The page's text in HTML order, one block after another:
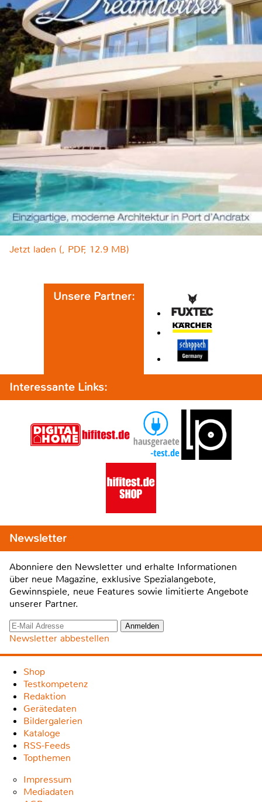
Jetzt laden (, PDF, 12.9 MB)
Unsere Partner:
Interessante Links:
Newsletter
Abonniere den Newsletter und erhalte Informationen
über neue Magazine, exklusive Spezialangebote,
Gewinnspiele, neue Features sowie limitierte Angebote
unserer Partner.
Newsletter abbestellen
Shop
Testkompetenz
Redaktion
Gerätedaten
Bildergalerien
Kataloge
RSS-Feeds
Topthemen
Impressum
Mediadaten